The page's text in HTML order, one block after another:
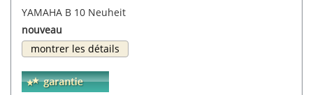
YAMAHA B 10 Neuheit
nouveau
montrer les détails